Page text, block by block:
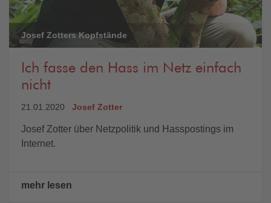
Josef Zotters Kopfstände
Ich fasse den Hass im Netz einfach
nicht
21.01.2020 Josef Zotter
Josef Zotter über Netzpolitik und Hasspostings im
Internet.
mehr lesen